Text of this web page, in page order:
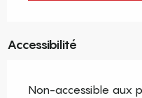
Accessibilité
Non-accessible aux